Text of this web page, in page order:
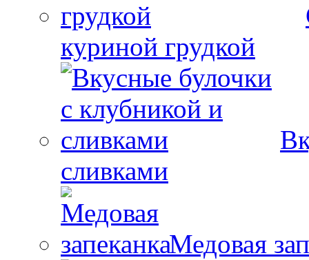
куриной грудкой
сливками
Медовая